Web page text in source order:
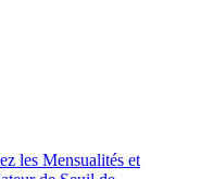
les Mensualités et